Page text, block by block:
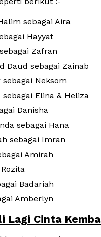
sebagai Aira
Hayyat
Zafran
Daud sebagai Zainab
Neksom
Elina & Heliza
Danisha
sebagai Hana
sebagai Imran
Amirah
Badariah
Amberlyn
Lagi Cinta